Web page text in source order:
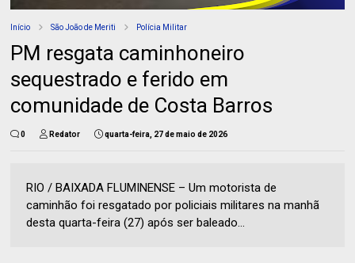
Início São João de Meriti Polícia Militar
PM resgata caminhoneiro
sequestrado e ferido em
comunidade de Costa Barros
0 Redator quarta-feira, 27 de maio de 2026
RIO / BAIXADA FLUMINENSE – Um motorista de
caminhão foi resgatado por policiais militares na manhã
desta quarta-feira (27) após ser baleado...